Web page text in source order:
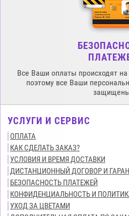
Все Ваши оплаты происходят
поэтому все Ваши
УСЛУГИ И СЕРВИС
ОПЛАТА
КАК СДЕЛАТЬ ЗАКАЗ?
УСЛОВИЯ И ВРЕМЯ ДОСТАВКИ
ДИСТАНЦИОННЫЙ ДОГОВОР И
БЕЗОПАСНОСТЬ ПЛАТЕЖЕЙ
КОНФИДЕНЦИАЛЬНОСТЬ И
УХОД ЗА ЦВЕТАМИ